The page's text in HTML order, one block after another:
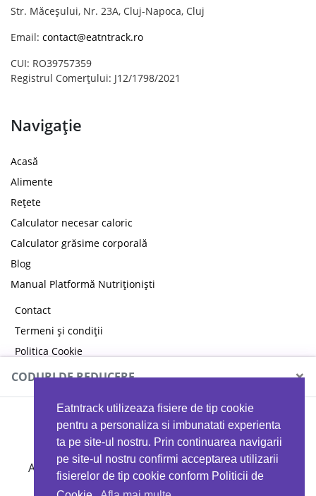
Eatntrack utilizeaza fisiere de tip cookie
pentru a personaliza si imbunatati experienta
ta pe site-ul nostru. Prin continuarea navigarii
pe site-ul nostru confirmi acceptarea utilizarii
fisierelor de tip cookie conform Politicii de
Str. Măceșului, Nr. 23A, Cluj-Napoca, Cluj
Email: contact@eatntrack.ro
CUI: RO39757359
Registrul Comerțului: J12/1798/2021
Navigație
Acasă
Alimente
Rețete
Calculator necesar caloric
Calculator grăsime corporală
Blog
Manual Platformă Nutriționiști
Contact
Termeni și condiții
Politica Cookie
Politica de confidențialitate
CODURI DE REDUCERE ×
MYPROTEIN
Ai 40%reducere la orice comandă folosind codul
EATTRACK